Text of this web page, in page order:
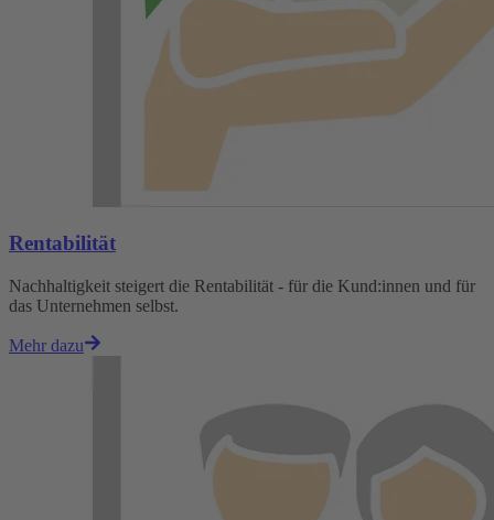
Rentabilität
Nachhaltigkeit steigert die Rentabilität - für die Kund:innen und für
das Unternehmen selbst.
Mehr dazu